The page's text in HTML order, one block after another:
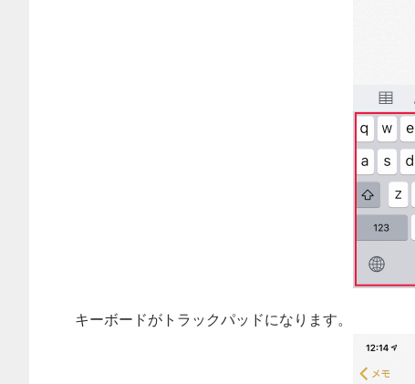
キーボードがトラックパッドになります。